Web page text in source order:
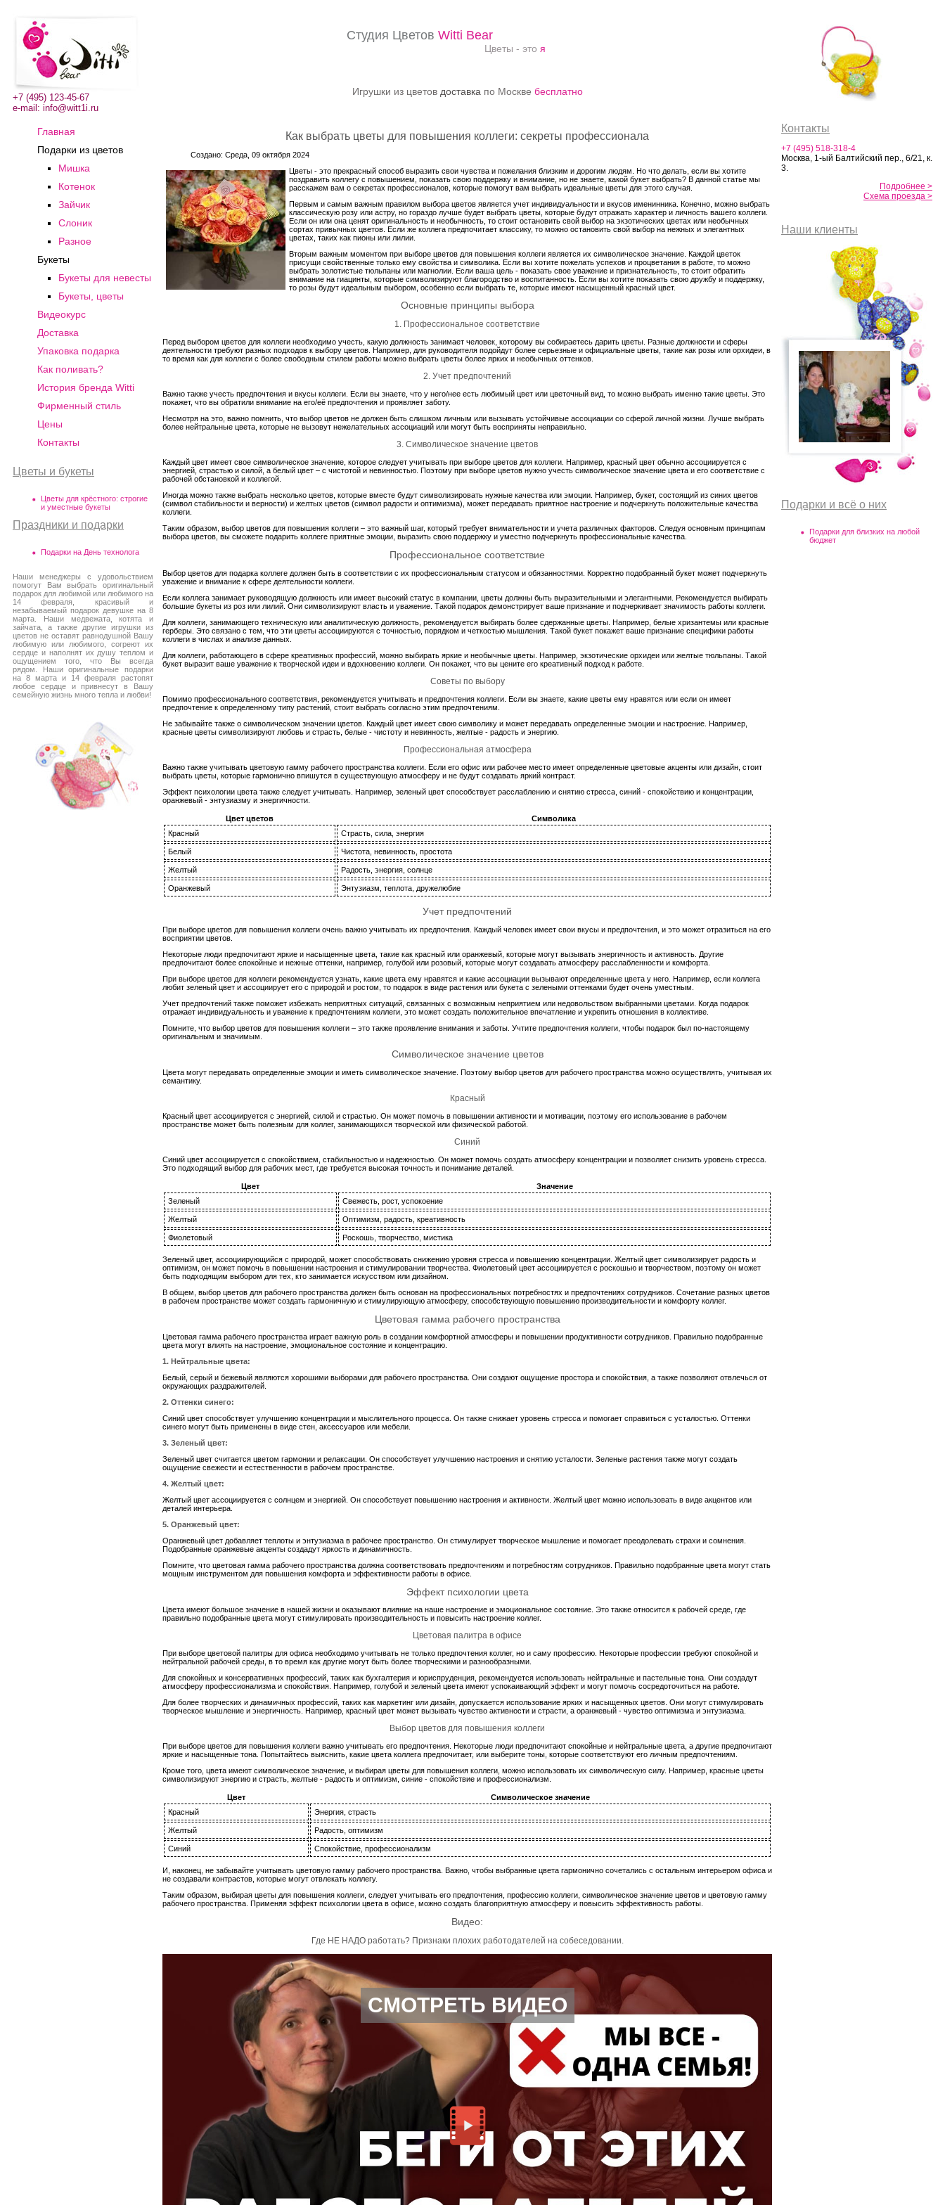
+7 (495) 123-45-67
e-mail: info@witt1i.ru
Студия Цветов Witti Bear
Цветы - это я
Игрушки из цветов доставка по Москве бесплатно
Главная
Подарки из цветов
Мишка
Котенок
Зайчик
Слоник
Разное
Букеты
Букеты для невесты
Букеты, цветы
Видеокурс
Доставка
Упаковка подарка
Как поливать?
История бренда Witti
Фирменный стиль
Цены
Контакты
Цветы и букеты
Цветы для крёстного: строгие
и уместные букеты
Праздники и подарки
Подарки на День технолога
Наши менеджеры с удовольствием
помогут Вам выбрать оригинальный
подарок для любимой или любимого на
14 февраля, красивый и
незабываемый подарок девушке на 8
марта. Наши медвежата, котята и
зайчата, а также другие игрушки из
цветов не оставят равнодушной Вашу
любимую или любимого, согреют их
сердце и наполнят их душу теплом и
ощущением того, что Вы всегда
рядом. Наши оригинальные подарки
на 8 марта и 14 февраля растопят
любое сердце и привнесут в Вашу
семейную жизнь много тепла и любви!
Как выбрать цветы для повышения коллеги: секреты профессионала
Создано: Среда, 09 октября 2024
Цветы - это прекрасный способ выразить свои чувства и пожелания близким и дорогим людям. Но что делать, если вы хотите
поздравить коллегу с повышением, показать свою поддержку и внимание, но не знаете, какой букет выбрать? В данной статье мы
расскажем вам о секретах профессионалов, которые помогут вам выбрать идеальные цветы для этого случая.
Первым и самым важным правилом выбора цветов является учет индивидуальности и вкусов именинника. Конечно, можно выбрать
классическую розу или астру, но гораздо лучше будет выбрать цветы, которые будут отражать характер и личность вашего коллеги.
Если он или она ценят оригинальность и необычность, то стоит остановить свой выбор на экзотических цветах или необычных
сортах привычных цветов. Если же коллега предпочитает классику, то можно остановить свой выбор на нежных и элегантных
цветах, таких как пионы или лилии.
Вторым важным моментом при выборе цветов для повышения коллеги является их символическое значение. Каждой цветок
присущи свойственные только ему свойства и символика. Если вы хотите пожелать успехов и процветания в работе, то можно
выбрать золотистые тюльпаны или магнолии. Если ваша цель - показать свое уважение и признательность, то стоит обратить
внимание на гиацинты, которые символизируют благородство и воспитанность. Если вы хотите показать свою дружбу и поддержку,
то розы будут идеальным выбором, особенно если выбрать те, которые имеют насыщенный красный цвет.
Основные принципы выбора
1. Профессиональное соответствие
Перед выбором цветов для коллеги необходимо учесть, какую должность занимает человек, которому вы собираетесь дарить цветы. Разные должности и сферы
деятельности требуют разных подходов к выбору цветов. Например, для руководителя подойдут более серьезные и официальные цветы, такие как розы или орхидеи, в
то время как для коллеги с более свободным стилем работы можно выбрать цветы более ярких и необычных оттенков.
2. Учет предпочтений
Важно также учесть предпочтения и вкусы коллеги. Если вы знаете, что у него/нее есть любимый цвет или цветочный вид, то можно выбрать именно такие цветы. Это
покажет, что вы обратили внимание на его/её предпочтения и проявляет заботу.
Несмотря на это, важно помнить, что выбор цветов не должен быть слишком личным или вызывать устойчивые ассоциации со сферой личной жизни. Лучше выбрать
более нейтральные цвета, которые не вызовут нежелательных ассоциаций или могут быть восприняты неправильно.
3. Символическое значение цветов
Каждый цвет имеет свое символическое значение, которое следует учитывать при выборе цветов для коллеги. Например, красный цвет обычно ассоциируется с
энергией, страстью и силой, а белый цвет – с чистотой и невинностью. Поэтому при выборе цветов нужно учесть символическое значение цвета и его соответствие с
рабочей обстановкой и коллегой.
Иногда можно также выбрать несколько цветов, которые вместе будут символизировать нужные качества или эмоции. Например, букет, состоящий из синих цветов
(символ стабильности и верности) и желтых цветов (символ радости и оптимизма), может передавать приятное настроение и подчеркнуть положительные качества
коллеги.
Таким образом, выбор цветов для повышения коллеги – это важный шаг, который требует внимательности и учета различных факторов. Следуя основным принципам
выбора цветов, вы сможете подарить коллеге приятные эмоции, выразить свою поддержку и уместно подчеркнуть профессиональные качества.
Профессиональное соответствие
Выбор цветов для подарка коллеге должен быть в соответствии с их профессиональным статусом и обязанностями. Корректно подобранный букет может подчеркнуть
уважение и внимание к сфере деятельности коллеги.
Если коллега занимает руководящую должность или имеет высокий статус в компании, цветы должны быть выразительными и элегантными. Рекомендуется выбирать
большие букеты из роз или лилий. Они символизируют власть и уважение. Такой подарок демонстрирует ваше признание и подчеркивает значимость работы коллеги.
Для коллеги, занимающего техническую или аналитическую должность, рекомендуется выбирать более сдержанные цветы. Например, белые хризантемы или красные
герберы. Это связано с тем, что эти цветы ассоциируются с точностью, порядком и четкостью мышления. Такой букет покажет ваше признание специфики работы
коллеги в числах и анализе данных.
Для коллеги, работающего в сфере креативных профессий, можно выбирать яркие и необычные цветы. Например, экзотические орхидеи или желтые тюльпаны. Такой
букет выразит ваше уважение к творческой идеи и вдохновению коллеги. Он покажет, что вы цените его креативный подход к работе.
Советы по выбору
Помимо профессионального соответствия, рекомендуется учитывать и предпочтения коллеги. Если вы знаете, какие цветы ему нравятся или если он имеет
предпочтение к определенному типу растений, стоит выбрать согласно этим предпочтениям.
Не забывайте также о символическом значении цветов. Каждый цвет имеет свою символику и может передавать определенные эмоции и настроение. Например,
красные цветы символизируют любовь и страсть, белые - чистоту и невинность, желтые - радость и энергию.
Профессиональная атмосфера
Важно также учитывать цветовую гамму рабочего пространства коллеги. Если его офис или рабочее место имеет определенные цветовые акценты или дизайн, стоит
выбрать цветы, которые гармонично впишутся в существующую атмосферу и не будут создавать яркий контраст.
Эффект психологии цвета также следует учитывать. Например, зеленый цвет способствует расслаблению и снятию стресса, синий - спокойствию и концентрации,
оранжевый - энтузиазму и энергичности.
Цвет цветов
Символика
Красный
Страсть, сила, энергия
Белый Чистота, невинность, простота
Желтый Радость, энергия, солнце
Оранжевый Энтузиазм, теплота, дружелюбие
Учет предпочтений
При выборе цветов для повышения коллеги очень важно учитывать их предпочтения. Каждый человек имеет свои вкусы и предпочтения, и это может отразиться на его
восприятии цветов.
Некоторые люди предпочитают яркие и насыщенные цвета, такие как красный или оранжевый, которые могут вызывать энергичность и активность. Другие
предпочитают более спокойные и нежные оттенки, например, голубой или розовый, которые могут создавать атмосферу расслабленности и комфорта.
При выборе цветов для коллеги рекомендуется узнать, какие цвета ему нравятся и какие ассоциации вызывают определенные цвета у него. Например, если коллега
любит зеленый цвет и ассоциирует его с природой и ростом, то подарок в виде растения или букета с зелеными оттенками будет очень уместным.
Учет предпочтений также поможет избежать неприятных ситуаций, связанных с возможным неприятием или недовольством выбранными цветами. Когда подарок
отражает индивидуальность и уважение к предпочтениям коллеги, это может создать положительное впечатление и укрепить отношения в коллективе.
Помните, что выбор цветов для повышения коллеги – это также проявление внимания и заботы. Учтите предпочтения коллеги, чтобы подарок был по-настоящему
оригинальным и значимым.
Символическое значение цветов
Цвета могут передавать определенные эмоции и иметь символическое значение. Поэтому выбор цветов для рабочего пространства можно осуществлять, учитывая их
семантику.
Красный
Красный цвет ассоциируется с энергией, силой и страстью. Он может помочь в повышении активности и мотивации, поэтому его использование в рабочем
пространстве может быть полезным для коллег, занимающихся творческой или физической работой.
Синий
Синий цвет ассоциируется с спокойствием, стабильностью и надежностью. Он может помочь создать атмосферу концентрации и позволяет снизить уровень стресса.
Это подходящий выбор для рабочих мест, где требуется высокая точность и понимание деталей.
Цвет
Значение
Зеленый
Свежесть, рост, успокоение
Желтый Оптимизм, радость, креативность
Фиолетовый Роскошь, творчество, мистика
Зеленый цвет, ассоциирующийся с природой, может способствовать снижению уровня стресса и повышению концентрации. Желтый цвет символизирует радость и
оптимизм, он может помочь в повышении настроения и стимулировании творчества. Фиолетовый цвет ассоциируется с роскошью и творчеством, поэтому он может
быть подходящим выбором для тех, кто занимается искусством или дизайном.
В общем, выбор цветов для рабочего пространства должен быть основан на профессиональных потребностях и предпочтениях сотрудников. Сочетание разных цветов
в рабочем пространстве может создать гармоничную и стимулирующую атмосферу, способствующую повышению производительности и комфорту коллег.
Цветовая гамма рабочего пространства
Цветовая гамма рабочего пространства играет важную роль в создании комфортной атмосферы и повышении продуктивности сотрудников. Правильно подобранные
цвета могут влиять на настроение, эмоциональное состояние и концентрацию.
1. Нейтральные цвета:
Белый, серый и бежевый являются хорошими выборами для рабочего пространства. Они создают ощущение простора и спокойствия, а также позволяют отвлечься от
окружающих раздражителей.
2. Оттенки синего:
Синий цвет способствует улучшению концентрации и мыслительного процесса. Он также снижает уровень стресса и помогает справиться с усталостью. Оттенки
синего могут быть применены в виде стен, аксессуаров или мебели.
3. Зеленый цвет:
Зеленый цвет считается цветом гармонии и релаксации. Он способствует улучшению настроения и снятию усталости. Зеленые растения также могут создать
ощущение свежести и естественности в рабочем пространстве.
4. Желтый цвет:
Желтый цвет ассоциируется с солнцем и энергией. Он способствует повышению настроения и активности. Желтый цвет можно использовать в виде акцентов или
деталей интерьера.
5. Оранжевый цвет:
Оранжевый цвет добавляет теплоты и энтузиазма в рабочее пространство. Он стимулирует творческое мышление и помогает преодолевать страхи и сомнения.
Подобранные оранжевые акценты создадут яркость и динамичность.
Помните, что цветовая гамма рабочего пространства должна соответствовать предпочтениям и потребностям сотрудников. Правильно подобранные цвета могут стать
мощным инструментом для повышения комфорта и эффективности работы в офисе.
Эффект психологии цвета
Цвета имеют большое значение в нашей жизни и оказывают влияние на наше настроение и эмоциональное состояние. Это также относится к рабочей среде, где
правильно подобранные цвета могут стимулировать производительность и повысить настроение коллег.
Цветовая палитра в офисе
При выборе цветовой палитры для офиса необходимо учитывать не только предпочтения коллег, но и саму профессию. Некоторые профессии требуют спокойной и
нейтральной рабочей среды, в то время как другие могут быть более творческими и разнообразными.
Для спокойных и консервативных профессий, таких как бухгалтерия и юриспруденция, рекомендуется использовать нейтральные и пастельные тона. Они создадут
атмосферу профессионализма и спокойствия. Например, голубой и зеленый цвета имеют успокаивающий эффект и могут помочь сосредоточиться на работе.
Для более творческих и динамичных профессий, таких как маркетинг или дизайн, допускается использование ярких и насыщенных цветов. Они могут стимулировать
творческое мышление и энергичность. Например, красный цвет может вызывать чувство активности и страсти, а оранжевый - чувство оптимизма и энтузиазма.
Выбор цветов для повышения коллеги
При выборе цветов для повышения коллеги важно учитывать его предпочтения. Некоторые люди предпочитают спокойные и нейтральные цвета, а другие предпочитают
яркие и насыщенные тона. Попытайтесь выяснить, какие цвета коллега предпочитает, или выберите тоны, которые соответствуют его личным предпочтениям.
Кроме того, цвета имеют символическое значение, и выбирая цветы для повышения коллеги, можно использовать их символическую силу. Например, красные цветы
символизируют энергию и страсть, желтые - радость и оптимизм, синие - спокойствие и профессионализм.
Цвет
Символическое значение
Красный
Энергия, страсть
Желтый Радость, оптимизм
Синий Спокойствие, профессионализм
И, наконец, не забывайте учитывать цветовую гамму рабочего пространства. Важно, чтобы выбранные цвета гармонично сочетались с остальным интерьером офиса и
не создавали контрастов, которые могут отвлекать коллегу.
Таким образом, выбирая цветы для повышения коллеги, следует учитывать его предпочтения, профессию коллеги, символическое значение цветов и цветовую гамму
рабочего пространства. Применяя эффект психологии цвета в офисе, можно создать благоприятную атмосферу и повысить эффективность работы.
Видео:
Где НЕ НАДО работать? Признаки плохих работодателей на собеседовании.
СМОТРЕТЬ ВИДЕО
Контакты
+7 (495) 518-318-4
Москва, 1-ый Балтийский пер., 6/21, к.
3.
Подробнее >
Схема проезда >
Наши клиенты
Подарки и всё о них
Подарки для близких на любой
бюджет